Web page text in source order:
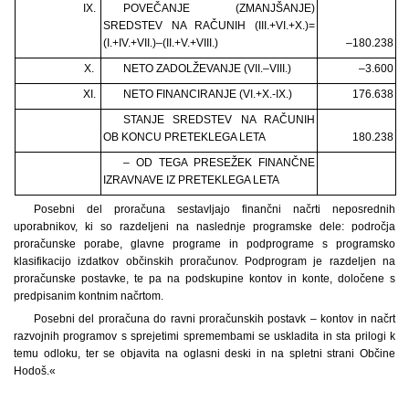
IX.
POVEČANJE (ZMANJŠANJE)
SREDSTEV NA RAČUNIH (III.+VI.+X.)=
(I.+IV.+VII.)–(II.+V.+VIII.)
–180.238
X.
NETO ZADOLŽEVANJE (VII.–VIII.)
–3.600
XI.
NETO FINANCIRANJE (VI.+X.-IX.)
176.638
STANJE SREDSTEV NA RAČUNIH
OB KONCU PRETEKLEGA LETA
180.238
– OD TEGA PRESEŽEK FINANČNE
IZRAVNAVE IZ PRETEKLEGA LETA
Posebni del proračuna sestavljajo finančni načrti neposrednih
uporabnikov, ki so razdeljeni na naslednje programske dele: področja
proračunske porabe, glavne programe in podprograme s programsko
klasifikacijo izdatkov občinskih proračunov. Podprogram je razdeljen na
proračunske postavke, te pa na podskupine kontov in konte, določene s
predpisanim kontnim načrtom.
Posebni del proračuna do ravni proračunskih postavk – kontov in načrt
razvojnih programov s sprejetimi spremembami se uskladita in sta prilogi k
temu odloku, ter se objavita na oglasni deski in na spletni strani Občine
Hodoš.«